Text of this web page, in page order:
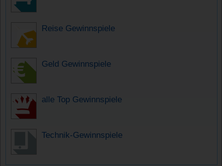
Reise Gewinnspiele
Geld Gewinnspiele
alle Top Gewinnspiele
Technik-Gewinnspiele